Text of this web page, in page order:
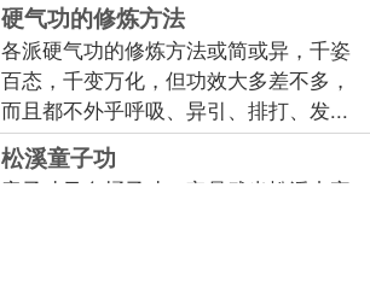
硬气功的修炼方法
各派硬气功的修炼方法或简或异，千姿
百态，千变万化，但功效大多差不多，
而且都不外乎呼吸、异引、排打、发...
松溪童子功
童子功又名桶子功，它是武当松溪内家